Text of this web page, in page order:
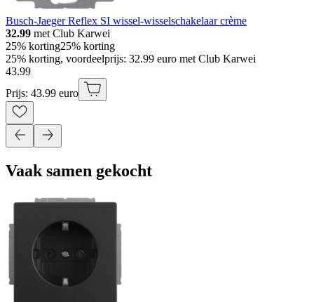
Busch-Jaeger Reflex SI wissel-wisselschakelaar crème
32.99 met Club Karwei
25% korting25% korting
25% korting, voordeelprijs: 32.99 euro met Club Karwei
43.99
Prijs: 43.99 euro
Vaak samen gekocht